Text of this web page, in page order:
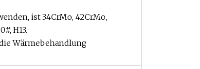
ist 34CrMo, 42CrMo,
H13.
Wärmebehandlung